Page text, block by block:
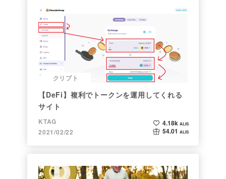
クリプト
【DeFi】複利でトークンを運用してくれる
サイト
KTAG
2021/02/22
4.18k ALIS
54.01 ALIS